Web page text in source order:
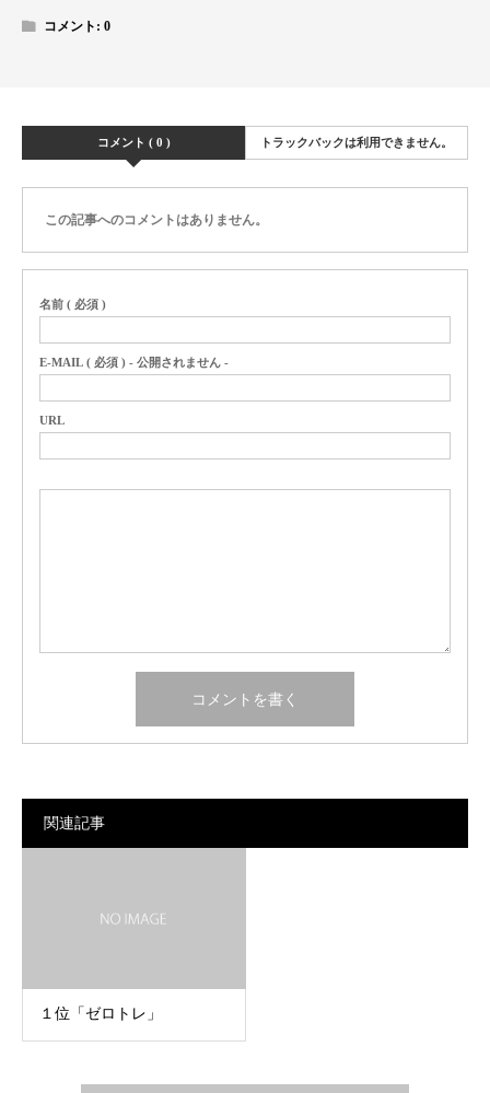
コメント: 0
コメント ( 0 ) トラックバックは利用できません。
この記事へのコメントはありません。
名前 ( 必須 )
E-MAIL ( 必須 ) - 公開されません -
URL
関連記事
１位「ゼロトレ」